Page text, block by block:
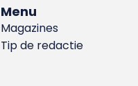
Menu
Magazines
Tip de redactie